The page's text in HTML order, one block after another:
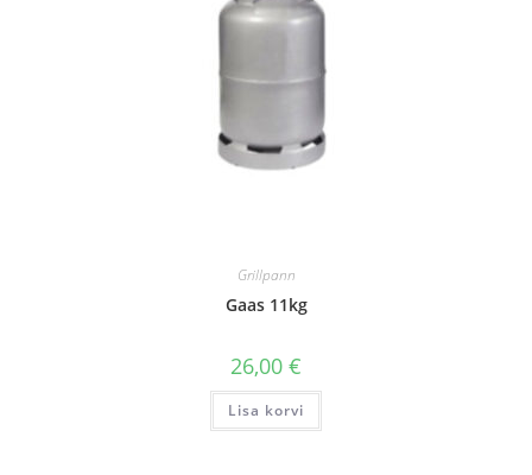
Grillpann
Gaas 11kg
26,00 €
Lisa korvi